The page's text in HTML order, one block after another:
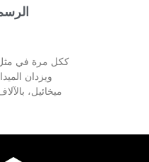
ككل مرة في مثل
ويزدان
ميخائيل،